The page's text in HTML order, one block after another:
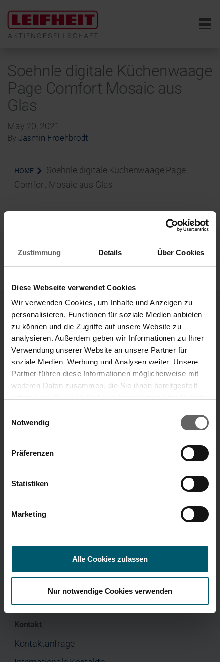
Zustimmung Details Über Cookies
Diese Webseite verwendet Cookies
Wir verwenden Cookies, um Inhalte und Anzeigen zu
personalisieren, Funktionen für soziale Medien anbieten
zu können und die Zugriffe auf unsere Website zu
analysieren. Außerdem geben wir Informationen zu Ihrer
Verwendung unserer Website an unsere Partner für
soziale Medien, Werbung und Analysen weiter. Unsere
Partner führen diese Informationen möglicherweise mit
weiteren Daten zusammen, die Sie ihnen bereitgestellt
Cookies, wenn Sie unsere Webseite weiterhin nutzen.
Notwendig
Präferenzen
Statistiken
Marketing
Alle Cookies zulassen
Nur notwendige Cookies verwenden
6
Soehnle digitale Küchenwaage
Page Comfort Mosaic aus
Glas
May 20, 2021
By Jasmin Froehbrodt
HOME
Soehnle digitale Küchenwaage Page
Comfort Mosaic aus Glas
Unternehmensbereiche
Unsere Marken
„Unsere Ideen, die dein Leben leichter machen.“
Marke Leifheit Marke Soehnle
Unternehmen
Jobs & Karriere
Kontakt
Kontaktanfrage
Suchvorschläge